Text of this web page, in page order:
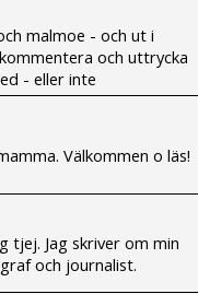
malmoe - och ut i
och uttrycka
- eller inte
Välkommen o läs!
tjej. Jag skriver om min
och journalist.